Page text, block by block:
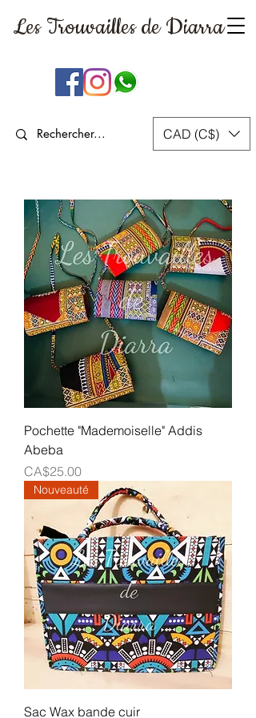
Les Trouvaillesde Diarra
CAD (C$)
Pochette "Mademoiselle" Addis
Abeba
Prix
CA$25.00
Nouveauté
Sac Wax bande cuir